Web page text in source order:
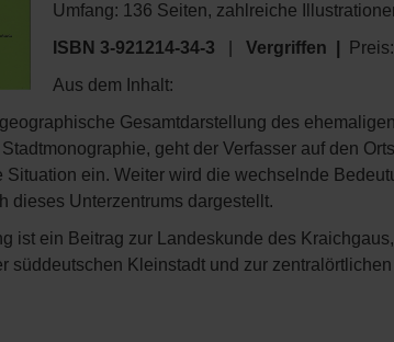
Umfang: 136 Seiten, zahlreiche
ISBN 3-921214-34-3
Vergriffen | Preis:
Aus dem Inhalt:
Gesamtdarstellung des
geht der Verfasser auf den
Situation ein. Weiter wird die wechselnde
dieses Unterzentrums dargestellt.
ist ein Beitrag zur Landeskunde des
süddeutschen Kleinstadt und zur